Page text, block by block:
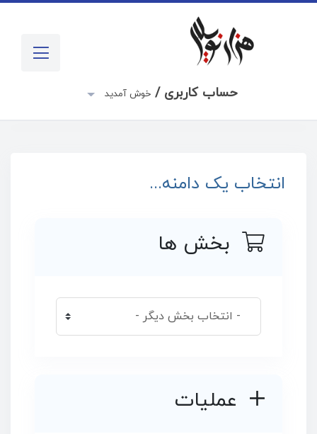
حساب کاربری /خوش آمدید
انتخاب یک دامنه...
بخش ها
عملیات